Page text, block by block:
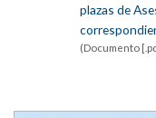
plazas de
(Documento